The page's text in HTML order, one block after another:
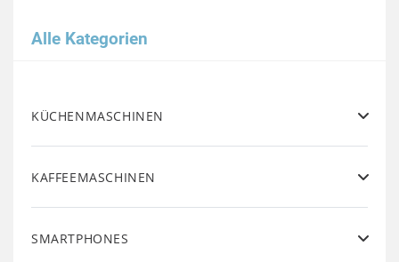
Alle Kategorien
KÜCHENMASCHINEN
KAFFEEMASCHINEN
SMARTPHONES